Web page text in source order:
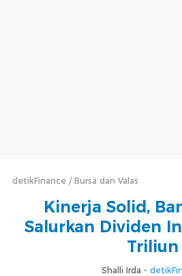
detikFinance Bursa dan Valas
Kinerja Solid,
Salurkan Dividen
Triliun
Shalli Irda -